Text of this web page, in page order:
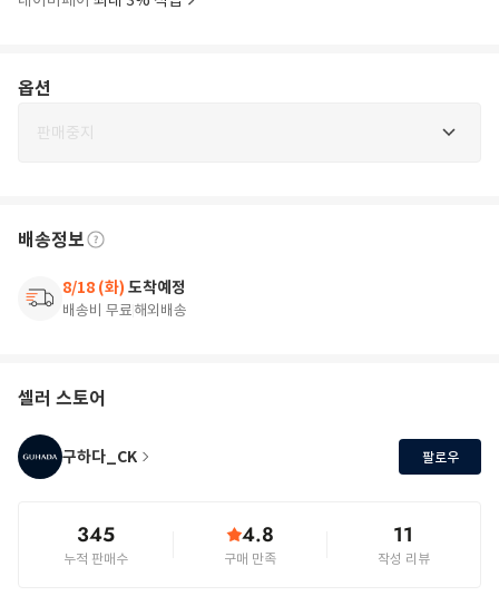
옵션
판매중지
배송정보
8/18 (화) 도착예정
배송비 무료해외배송
셀러 스토어
구하다_CK 팔로우
345
누적 판매수
4.8
구매 만족
11
작성 리뷰